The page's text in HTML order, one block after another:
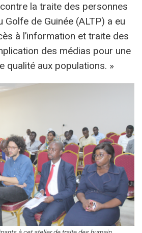
contre la traite des personnes
Golfe de Guinée (ALTP) a eu
à l’information et traite des
des médias pour une
qualité aux populations. »